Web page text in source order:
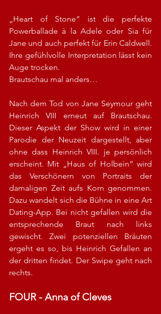
„Heart of Stone“ ist die perfekte
Powerballade à la Adele oder Sia für
Jane und auch perfekt für Erin Caldwell.
Ihre gefühlvolle Interpretation lässt kein
Auge trocken.
Brautschau mal anders…
Nach dem Tod von Jane Seymour geht
Heinrich VIII erneut auf Brautschau.
Dieser Aspekt der Show wird in einer
Parodie der Neuzeit dargestellt, aber
ohne dass Heinrich VIII. je persönlich
erscheint. Mit „Haus of Holbein“ wird
das Verschönern von Portraits der
damaligen Zeit aufs Korn genommen.
Dazu wandelt sich die Bühne in eine Art
Dating-App. Bei nicht gefallen wird die
entsprechende Braut nach links
gewischt. Zwei potenziellen Bräuten
ergeht es so, bis Heinrich Gefallen an
der dritten findet. Der Swipe geht nach
rechts.
FOUR - Anna of Cleves